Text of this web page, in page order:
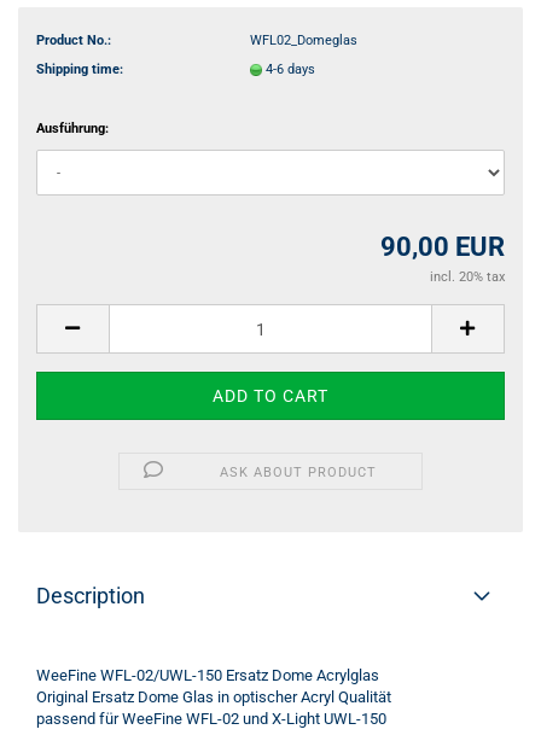
Product No.:
WFL02_Domeglas
Shipping time:
4-6 days
Ausführung:
90,00 EUR
incl. 20% tax
ASK ABOUT PRODUCT
Description
WeeFine WFL-02/UWL-150 Ersatz Dome Acrylglas
Original Ersatz Dome Glas in optischer Acryl Qualität
passend für WeeFine WFL-02 und X-Light UWL-150